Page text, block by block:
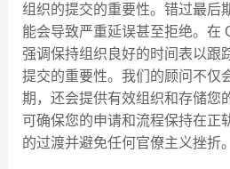
组织的提交的重要性。错过最后
能会导致严重延误甚至拒绝。在
强调保持组织良好的时间表以跟
提交的重要性。我们的顾问不仅
期，还会提供有效组织和存储您
可确保您的申请和流程保持在正
的过渡并避免任何官僚主义挫折。